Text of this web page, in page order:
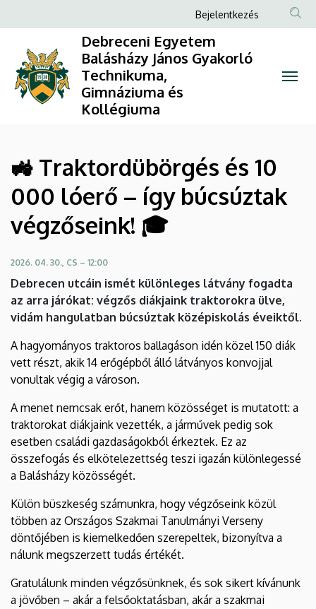
Traktordübörgés
és
10
lóerő
–
így
búcsúztak
végzőseink!
🎓
Debreceni
Egyetem
Balásházy
János
Gyakorló
Technikuma,
Gimnáziuma
és
Kollégiuma
a
Anonim
Felhasználói
fiók
Bejelentkezés
Debreceni Egyetem
Balásházy János Gyakorló
Technikuma,
Gimnáziuma és
Kollégiuma
🚜 Traktordübörgés és 10
000 lóerő – így búcsúztak
végzőseink! 🎓
2026. 04. 30., CS – 12:00
Debrecen utcáin ismét különleges látvány fogadta
az arra járókat: végzős diákjaink traktorokra ülve,
vidám hangulatban búcsúztak középiskolás éveiktől.
A hagyományos traktoros ballagáson idén közel 150 diák
vett részt, akik 14 erőgépből álló látványos konvojjal
vonultak végig a városon.
A menet nemcsak erőt, hanem közösséget is mutatott: a
traktorokat diákjaink vezették, a járművek pedig sok
esetben családi gazdaságokból érkeztek. Ez az
összefogás és elkötelezettség teszi igazán különlegessé
a Balásházy közösségét.
Külön büszkeség számunkra, hogy végzőseink közül
többen az Országos Szakmai Tanulmányi Verseny
döntőjében is kiemelkedően szerepeltek, bizonyítva a
nálunk megszerzett tudás értékét.
Gratulálunk minden végzősünknek, és sok sikert kívánunk
a jövőben – akár a felsőoktatásban, akár a szakmai